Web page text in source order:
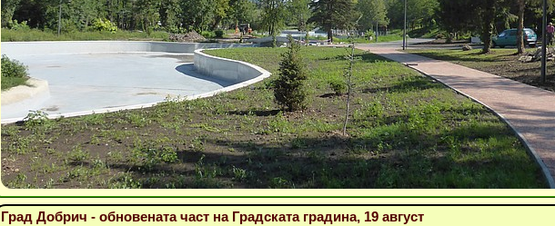
Град Добрич - обновената част на Градската градина, 19 август